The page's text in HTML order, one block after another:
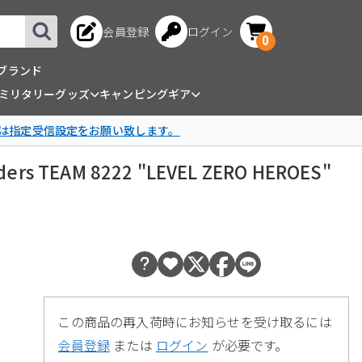
会員登録 ログイン
0
ランド
リタリーグッズ
キャンピングギア
定受信設定をお願い致します。
TEAM 8222 "LEVEL ZERO HEROES"
この商品の再入荷時にお知らせを受け取るには
会員登録 または ログイン が必要です。